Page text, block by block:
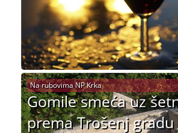
Gomile smeća uz
prema Trošenj gradu
Na rubovima NP Krka